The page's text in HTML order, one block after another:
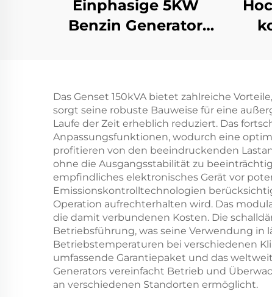
Einphasige 5KW
Benzin Generator
650W Nennleistung
Für Haus- und
Freiluftgebrauch
Automatische
Frequenz 50HZ/60HZ
Das Genset 150kVA bietet zahlreiche
sorgt seine robuste Bauweise für eine
Laufe der Zeit erheblich reduziert. Das
Anpassungsfunktionen, wodurch eine
profitieren von den beeindruckenden
ohne die Ausgangsstabilität zu
empfindliches elektronisches Gerät vor
Emissionskontrolltechnologien
Operation aufrechterhalten wird. Das
die damit verbundenen Kosten. Die
Betriebsführung, was seine Verwendung
Betriebstemperaturen bei verschiedenen
umfassende Garantiepaket und das
Generators vereinfacht Betrieb und
an verschiedenen Standorten ermöglicht.